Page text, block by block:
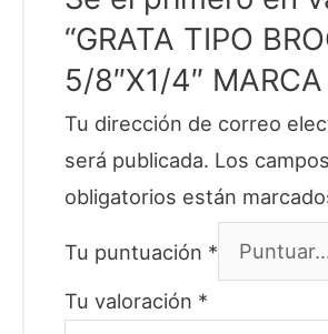
“GRATA TIPO
5/8″X1/4″ MARCA
Tu dirección de correo
será publicada. Los campos
obligatorios están
Tu puntuación *
Tu valoración *